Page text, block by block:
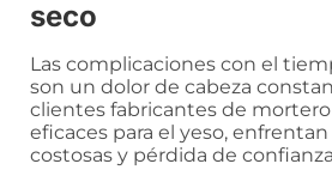
seco
Las complicaciones con el
son un dolor de cabeza
clientes fabricantes de mortero
eficaces para el yeso,
costosas y pérdida de